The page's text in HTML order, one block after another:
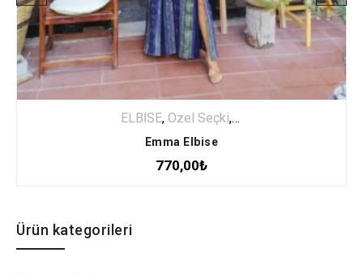
ELBİSE, Özel Seçki, Uzun Elbise
Emma Elbise
770,00₺
Ürün kategorileri